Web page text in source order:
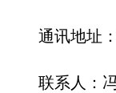
通讯地址：
联系人：